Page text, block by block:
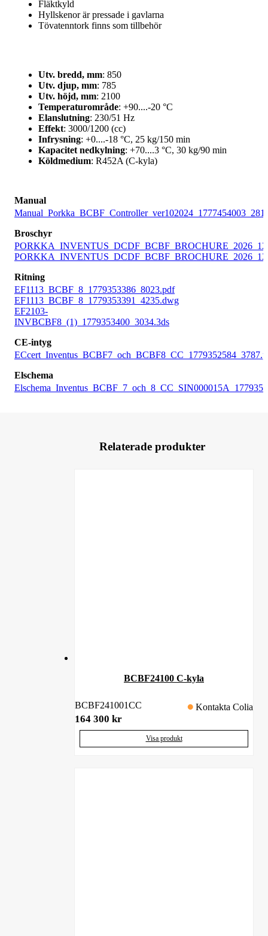
Fläktkyld
Hyllskenor är pressade i gavlarna
Tövatenntork finns som tillbehör
Utv. bredd, mm: 850
Utv. djup, mm: 785
Utv. höjd, mm: 2100
Temperaturområde: +90....-20 °C
Elanslutning: 230/51 Hz
Effekt: 3000/1200 (cc)
Infrysning: +0....-18 °C, 25 kg/150 min
Kapacitet nedkylning: +70....3 °C, 30 kg/90 min
Köldmedium: R452A (C-kyla)
Manual
Broschyr
Ritning
EF1113_BCBF_8_1779353386_8023.pdf
EF1113_BCBF_8_1779353391_4235.dwg
EF2103-
INVBCBF8_(1)_1779353400_3034.3ds
CE-intyg
Elschema
Relaterade produkter
BCBF24100 C-kyla
BCBF241001CC Kontakta Colia
164 300 kr
Visa produkt